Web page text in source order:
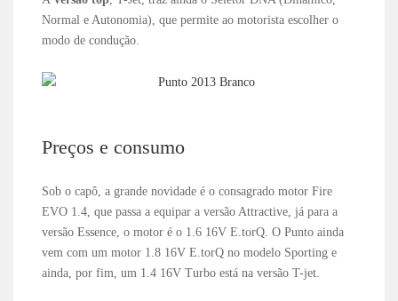
Normal e Autonomia), que permite ao motorista escolher o
modo de condução.
Preços e consumo
Sob o capô, a grande novidade é o consagrado motor Fire
EVO 1.4, que passa a equipar a versão Attractive, já para a
versão Essence, o motor é o 1.6 16V E.torQ. O Punto ainda
vem com um motor 1.8 16V E.torQ no modelo Sporting e
ainda, por fim, um 1.4 16V Turbo está na versão T-jet.